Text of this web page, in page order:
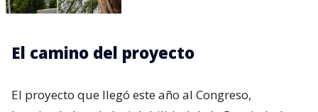
El camino del proyecto
El proyecto que llegó este año al Congreso,